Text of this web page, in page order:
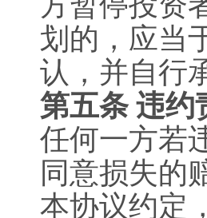
划的，应当
认，并自行
第五条 违约
任何一方若
同意损失的
本协议约定